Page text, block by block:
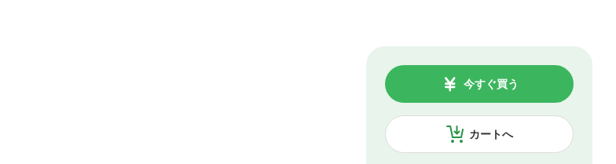
カートへ
今すぐ買う